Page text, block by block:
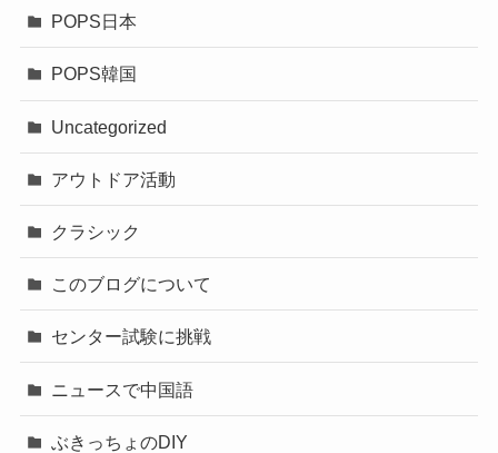
POPS日本
POPS韓国
Uncategorized
アウトドア活動
クラシック
このブログについて
センター試験に挑戦
ニュースで中国語
ぶきっちょのDIY